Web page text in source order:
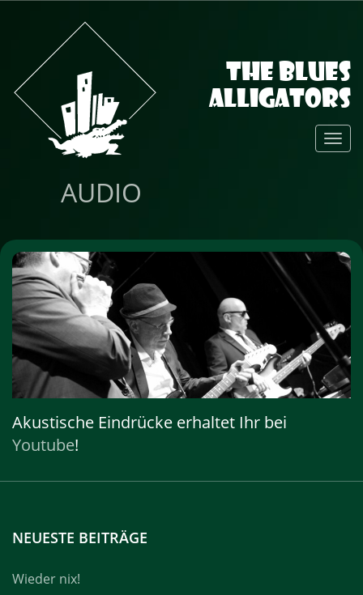
The Blues
Alligators
Toggle
AUDIO
Akustische Eindrücke erhaltet Ihr bei
Youtube!
NEUESTE BEITRÄGE
Wieder nix!